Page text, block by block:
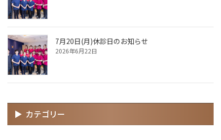
7月20日(月)休診日のお知らせ
2026年6月22日
カテゴリー